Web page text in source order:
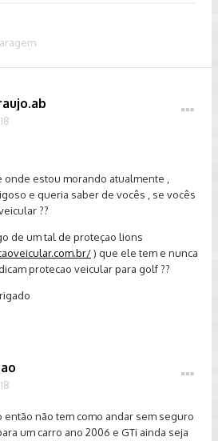
onde estou morando atualmente ,
e queria saber de vocês , se vocês
??
de um tal de proteçao lions
) que ele tem e nunca
protecao veicular para golf ??
não tem como andar sem seguro
um carro ano 2006 e GTi ainda seja